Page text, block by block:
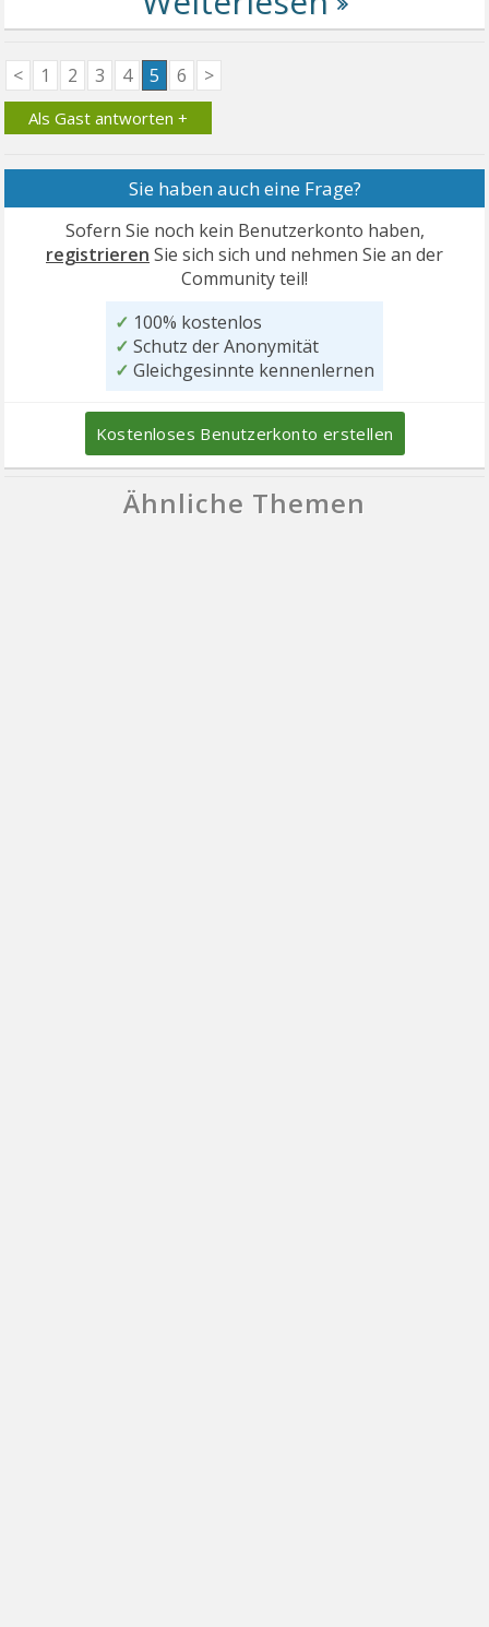
< 1 2 3 4 5 6 >
Als Gast antworten +
Sie haben auch eine Frage?
Sofern Sie noch kein Benutzerkonto haben,
registrieren Sie sich sich und nehmen Sie an der
Community teil!
✓ 100% kostenlos
✓ Schutz der Anonymität
✓ Gleichgesinnte kennenlernen
Kostenloses Benutzerkonto erstellen
Ähnliche Themen